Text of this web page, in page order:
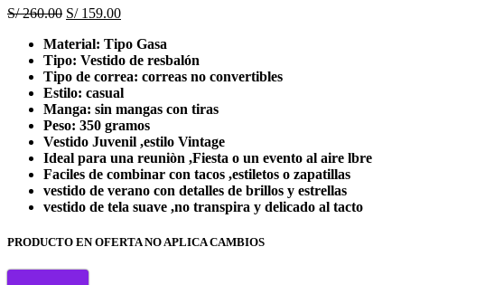
elegir
en
la
de
producto
S/260.00 El
original
era:
S/ 260.00.
S/159.00El
actual
es:
S/ 159.00.
Material: Tipo Gasa
Tipo: Vestido de resbalón
Tipo de correa: correas no convertibles
Estilo: casual
Manga: sin mangas con tiras
Peso: 350 gramos
Vestido Juvenil ,estilo Vintage
Ideal para una reuniòn ,Fiesta o un evento al aire lbre
Faciles de combinar con tacos ,estiletos o zapatillas
vestido de verano con detalles de brillos y estrellas
vestido de tela suave ,no transpira y delicado al tacto
PRODUCTO EN OFERTA NO APLICA CAMBIOS